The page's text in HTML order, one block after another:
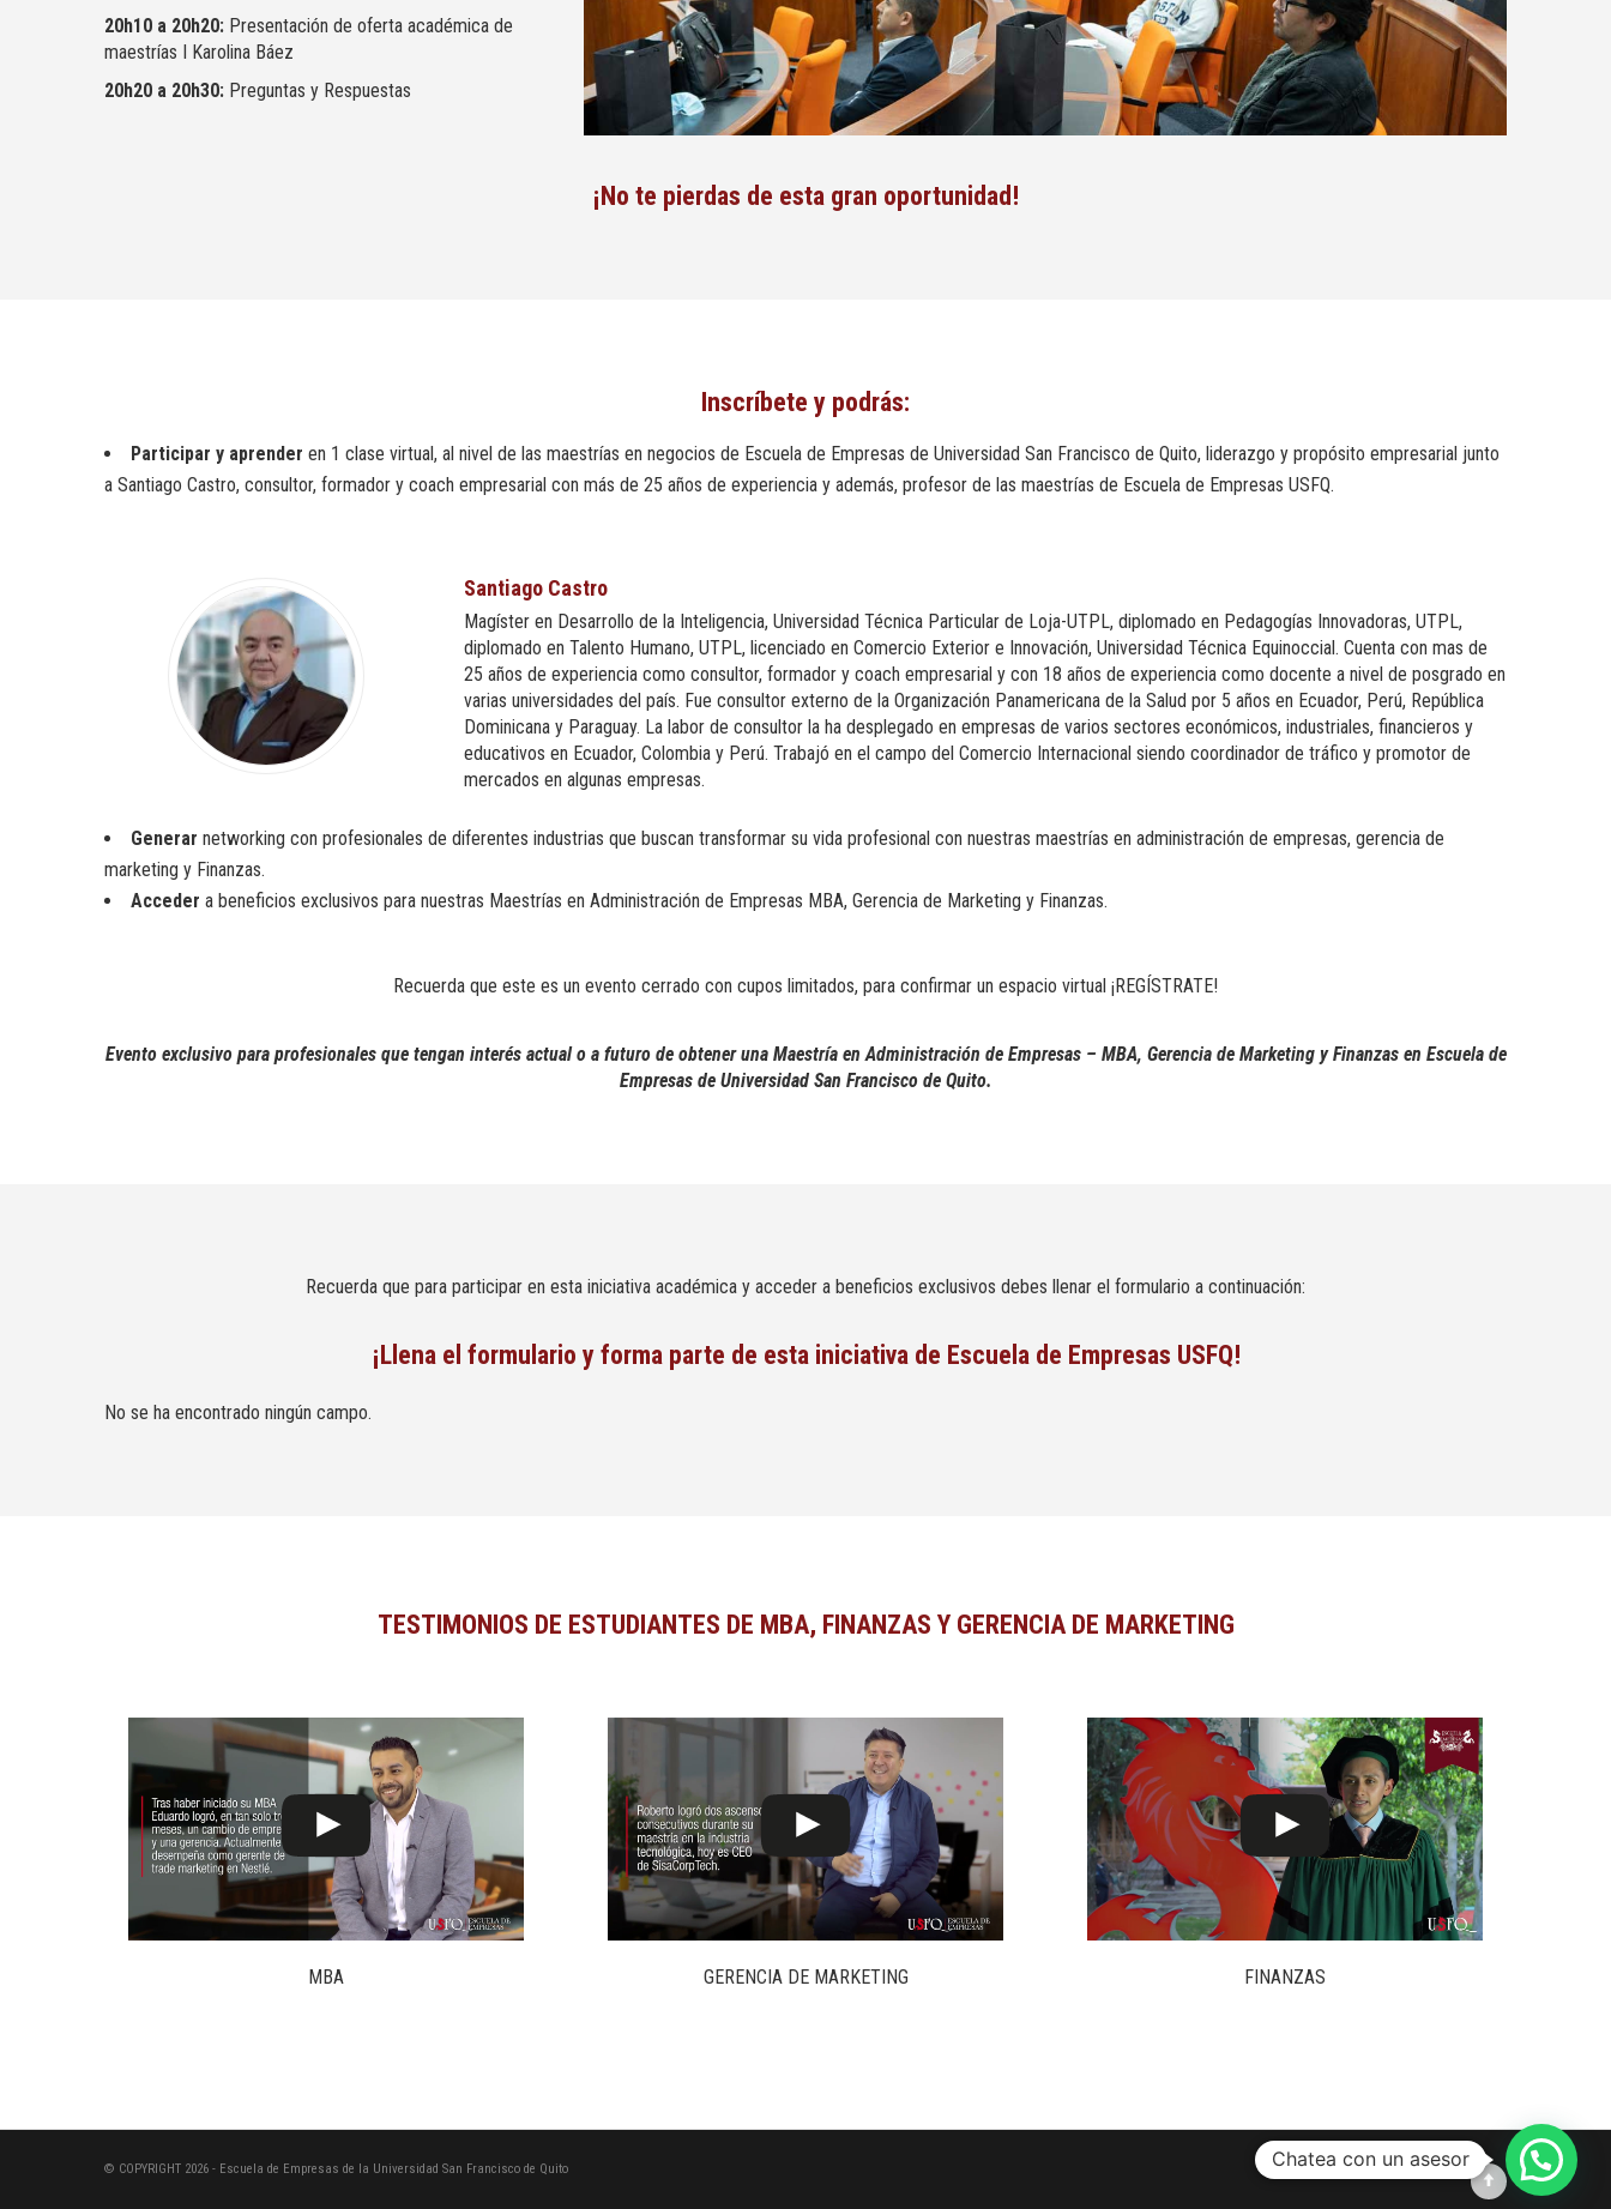
20h10 a 20h20: Presentación de oferta académica de
maestrías I Karolina Báez
20h20 a 20h30: Preguntas y Respuestas
¡No te pierdas de esta gran oportunidad!
Inscríbete y podrás:
Participar y aprender en 1 clase virtual, al nivel de las maestrías en negocios de Escuela de Empresas de Universidad San Francisco de Quito, liderazgo y propósito empresarial junto
a Santiago Castro, consultor, formador y coach empresarial con más de 25 años de experiencia y además, profesor de las maestrías de Escuela de Empresas USFQ.
Santiago Castro
Magíster en Desarrollo de la Inteligencia, Universidad Técnica Particular de Loja-UTPL, diplomado en Pedagogías Innovadoras, UTPL,
diplomado en Talento Humano, UTPL, licenciado en Comercio Exterior e Innovación, Universidad Técnica Equinoccial. Cuenta con mas de
25 años de experiencia como consultor, formador y coach empresarial y con 18 años de experiencia como docente a nivel de posgrado en
varias universidades del país. Fue consultor externo de la Organización Panamericana de la Salud por 5 años en Ecuador, Perú, República
Dominicana y Paraguay. La labor de consultor la ha desplegado en empresas de varios sectores económicos, industriales, financieros y
educativos en Ecuador, Colombia y Perú. Trabajó en el campo del Comercio Internacional siendo coordinador de tráfico y promotor de
mercados en algunas empresas.
Generar networking con profesionales de diferentes industrias que buscan transformar su vida profesional con nuestras maestrías en administración de empresas, gerencia de
marketing y Finanzas.
Acceder a beneficios exclusivos para nuestras Maestrías en Administración de Empresas MBA, Gerencia de Marketing y Finanzas.
Recuerda que este es un evento cerrado con cupos limitados, para confirmar un espacio virtual ¡REGÍSTRATE!
Evento exclusivo para profesionales que tengan interés actual o a futuro de obtener una Maestría en Administración de Empresas – MBA, Gerencia de Marketing y Finanzas en Escuela de
Empresas de Universidad San Francisco de Quito.
Recuerda que para participar en esta iniciativa académica y acceder a beneficios exclusivos debes llenar el formulario a continuación:
¡Llena el formulario y forma parte de esta iniciativa de Escuela de Empresas USFQ!
No se ha encontrado ningún campo.
TESTIMONIOS DE ESTUDIANTES DE MBA, FINANZAS Y GERENCIA DE MARKETING
MBA GERENCIA DE MARKETING FINANZAS
© COPYRIGHT 2026 - Escuela de Empresas de la Universidad San Francisco de Quito Chatea con un asesor